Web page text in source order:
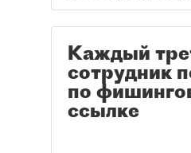
Каждый
сотрудник
по
ссылке